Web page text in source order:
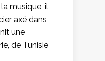
musique, il
axé dans
une
de Tunisie